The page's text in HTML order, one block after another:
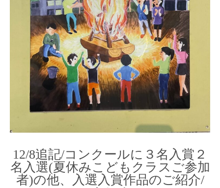
12/8追記/コンクールに３名入賞２
名入選(夏休みこどもクラスご参加
者)の他、入選入賞作品のご紹介/